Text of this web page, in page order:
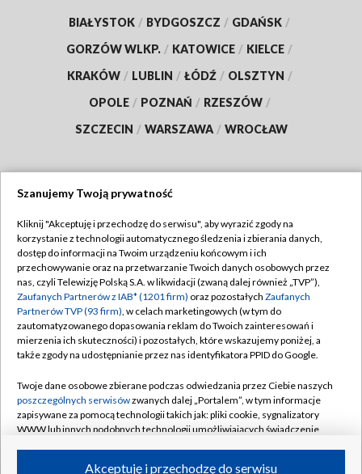
BIAŁYSTOK / BYDGOSZCZ / GDAŃSK /
GORZÓW WLKP. / KATOWICE / KIELCE /
KRAKÓW / LUBLIN / ŁÓDŹ / OLSZTYN /
OPOLE / POZNAŃ / RZESZÓW /
SZCZECIN / WARSZAWA / WROCŁAW
TVP
Abonament TVP
Emisja w TVP
Centrum informacji TVP
Naziemna Telewizja Cyfrowa
Rada Programowa
System NOS
Informacje o nadawcy
Regulamin TVP
Polityka prywatności
Moje zgody
Pomoc
Kontakt
Kanały
Szanujemy Twoją prywatność
Kliknij "Akceptuję i przechodzę do serwisu", aby wyrazić zgody na
korzystanie z technologii automatycznego śledzenia i zbierania danych,
dostęp do informacji na Twoim urządzeniu końcowym i ich
przechowywanie oraz na przetwarzanie Twoich danych osobowych przez
nas, czyli Telewizję Polską S.A. w likwidacji (zwaną dalej również „TVP”),
Zaufanych Partnerów z IAB* (1201 firm) oraz pozostałych Zaufanych
Partnerów TVP (93 firm), w celach marketingowych (w tym do
zautomatyzowanego dopasowania reklam do Twoich zainteresowań i
mierzenia ich skuteczności) i pozostałych, które wskazujemy poniżej, a
także zgody na udostępnianie przez nas identyfikatora PPID do Google.
Twoje dane osobowe zbierane podczas odwiedzania przez Ciebie naszych
poszczególnych serwisówzwanych dalej „Portalem”, w tym informacje
zapisywane za pomocą technologii takich jak: pliki cookie, sygnalizatory
WWW lub innych podobnych technologii umożliwiających świadczenie
Akceptuję i przechodzę do serwisu